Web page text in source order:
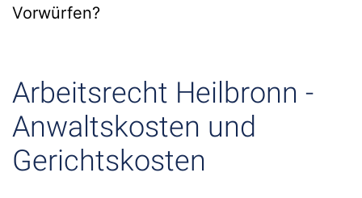
Vorwürfen?
Arbeitsrecht Heilbronn -
Anwaltskosten und
Gerichtskosten